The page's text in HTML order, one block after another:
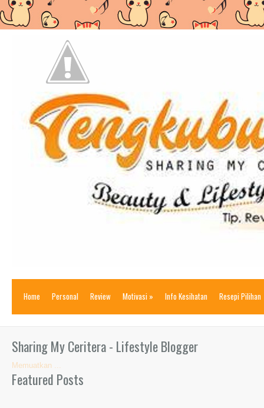
Home Personal Review Motivasi » Info Kesihatan Resepi Pilihan
Sharing My Ceritera - Lifestyle Blogger
Memuatkan ...
Featured Posts